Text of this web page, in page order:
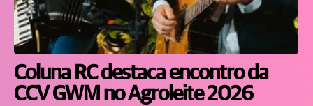
Coluna RC destaca encontro da
CCV GWM no Agroleite 2026